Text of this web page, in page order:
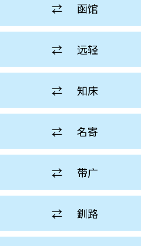
⇄ 函馆
⇄ 远轻
⇄ 知床
⇄ 名寄
⇄ 带广
⇄ 釧路